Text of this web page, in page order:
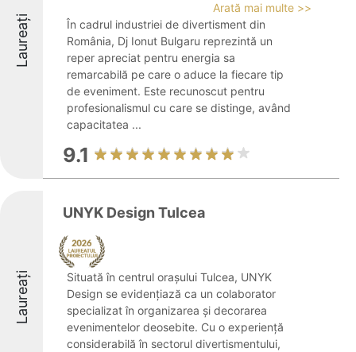
Laureați
Arată mai multe >>
În cadrul industriei de divertisment din
România, Dj Ionut Bulgaru reprezintă un
reper apreciat pentru energia sa
remarcabilă pe care o aduce la fiecare tip
de eveniment. Este recunoscut pentru
profesionalismul cu care se distinge, având
capacitatea ...
9.1
Laureați
UNYK Design Tulcea
Situată în centrul orașului Tulcea, UNYK
Design se evidențiază ca un colaborator
specializat în organizarea și decorarea
evenimentelor deosebite. Cu o experiență
considerabilă în sectorul divertismentului,